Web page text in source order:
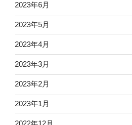
2023年6月
2023年5月
2023年4月
2023年3月
2023年2月
2023年1月